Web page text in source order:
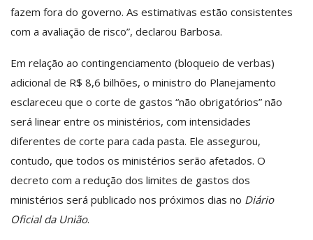
fazem fora do governo. As estimativas estão consistentes
com a avaliação de risco”, declarou Barbosa.
Em relação ao contingenciamento (bloqueio de verbas)
adicional de R$ 8,6 bilhões, o ministro do Planejamento
esclareceu que o corte de gastos “não obrigatórios” não
será linear entre os ministérios, com intensidades
diferentes de corte para cada pasta. Ele assegurou,
contudo, que todos os ministérios serão afetados. O
decreto com a redução dos limites de gastos dos
ministérios será publicado nos próximos dias no Diário
Oficial da União.